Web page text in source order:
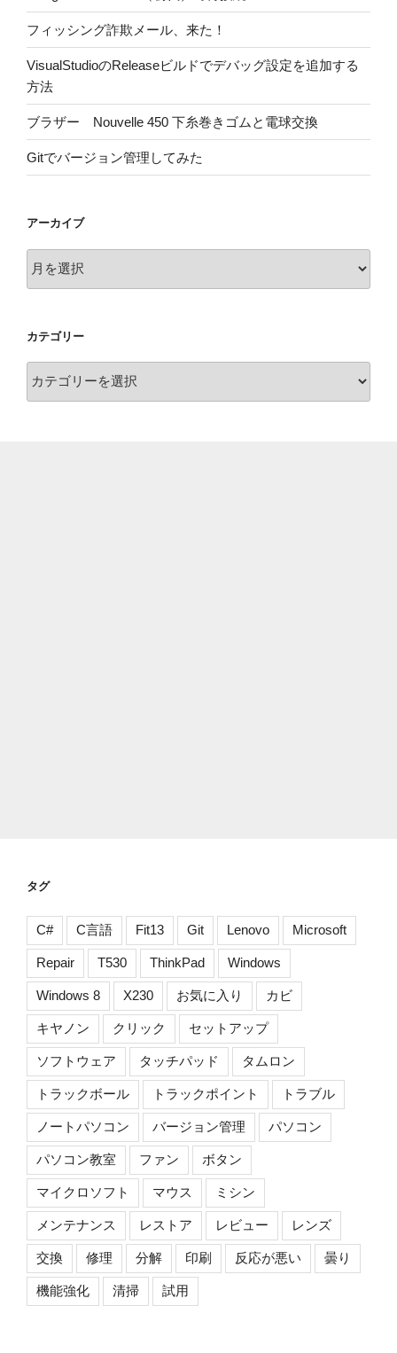
フィッシング詐欺メール、来た！
VisualStudioのReleaseビルドでデバッグ設定を追加する
方法
ブラザー Nouvelle 450 下糸巻きゴムと電球交換
Gitでバージョン管理してみた
アーカイブ
ー
ブ
カテゴリー
テ
タグ
C# C言語 Fit13 Git Lenovo Microsoft
Repair T530 ThinkPad Windows
Windows 8 X230 お気に入り カビ
キヤノン クリック セットアップ
ソフトウェア タッチパッド タムロン
トラックボール トラックポイント トラブル
ノートパソコン バージョン管理 パソコン
パソコン教室 ファン ボタン
マイクロソフト マウス ミシン
メンテナンス レストア レビュー レンズ
交換 修理 分解 印刷 反応が悪い 曇り
機能強化 清掃 試用